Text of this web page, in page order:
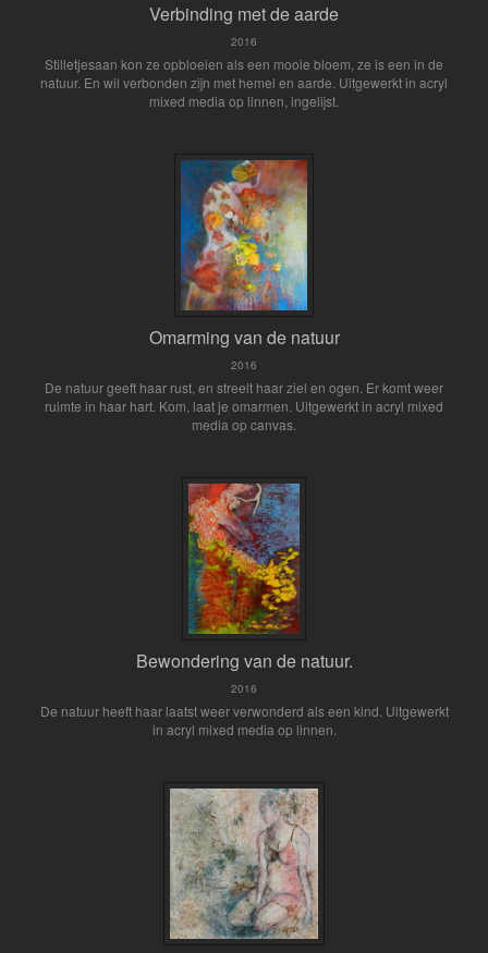
Verbinding met de aarde
2016
Stilletjesaan kon ze opbloeien als een mooie bloem, ze is een in de
natuur. En wil verbonden zijn met hemel en aarde. Uitgewerkt in acryl
mixed media op linnen, ingelijst.
Omarming van de natuur
2016
De natuur geeft haar rust, en streelt haar ziel en ogen. Er komt weer
ruimte in haar hart. Kom, laat je omarmen. Uitgewerkt in acryl mixed
media op canvas.
Bewondering van de natuur.
2016
De natuur heeft haar laatst weer verwonderd als een kind. Uitgewerkt
in acryl mixed media op linnen.